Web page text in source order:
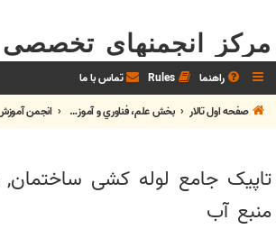
مرکز انجمنهای تخصصی
راهنما Rules تماس با ما
صفحه اول تالار
بخش علم، فناوري و آموزش انجمن آموزش
تاپیک جامع لوله کشی
منبع آب